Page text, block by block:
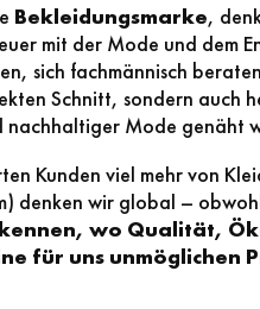
Bekleidungsmarke,
mit der Mode und dem
sich fachmännisch
Schnitt, sondern auch
nachhaltiger Mode genäht
Kunden viel mehr von
denken wir global –
wo Qualität,
für uns